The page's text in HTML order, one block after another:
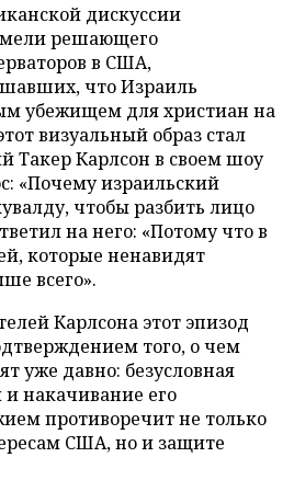
дискуссии
решающего
в США,
что Израиль
убежищем для христиан на
визуальный образ стал
Такер Карлсон в своем шоу
«Почему израильский
чтобы разбить лицо
на него: «Потому что в
которые ненавидят
всего».
Карлсона этот эпизод
того, о чем
уже давно: безусловная
накачивание его
противоречит не только
США, но и защите